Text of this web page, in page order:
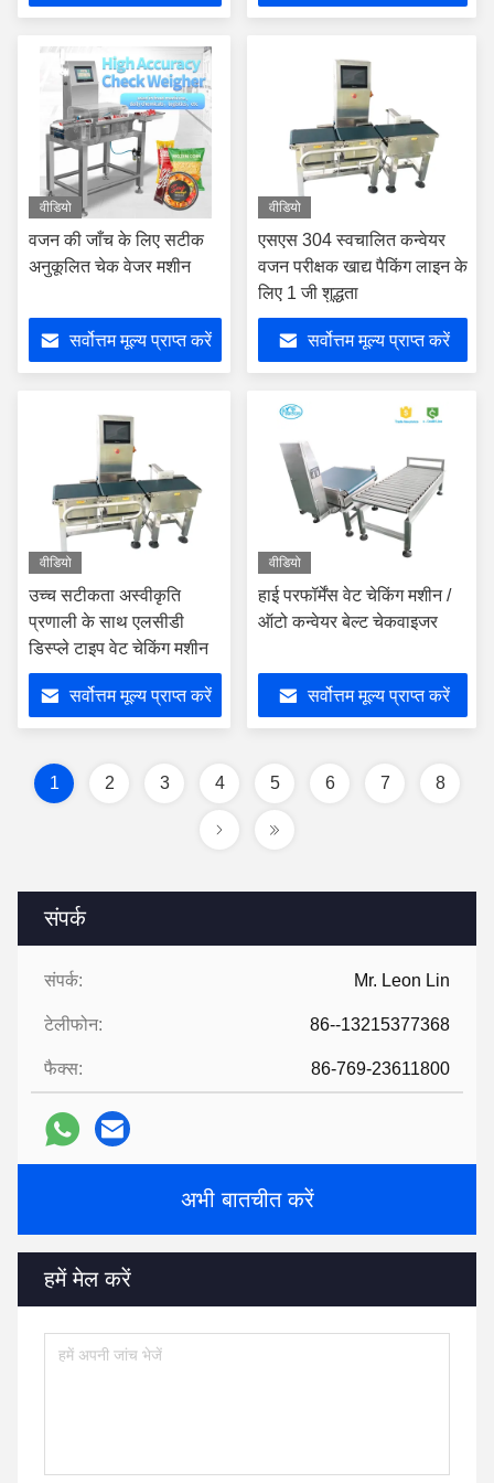
संपर्क
संपर्क: Mr. Leon Lin
टेलीफोन: 86--13215377368
फैक्स: 86-769-23611800
अभी बातचीत करें
हमें मेल करें
वीडियो
वजन की जाँच के लिए सटीक
अनुकूलित चेक वेजर मशीन
सर्वोत्तम मूल्य प्राप्त करें
वीडियो
एसएस 304 स्वचालित कन्वेयर
वजन परीक्षक खाद्य पैकिंग लाइन के
लिए 1 जी शुद्धता
सर्वोत्तम मूल्य प्राप्त करें
वीडियो
उच्च सटीकता अस्वीकृति
प्रणाली के साथ एलसीडी
डिस्प्ले टाइप वेट चेकिंग मशीन
सर्वोत्तम मूल्य प्राप्त करें
वीडियो
हाई परफॉर्मेंस वेट चेकिंग मशीन /
ऑटो कन्वेयर बेल्ट चेकवाइजर
सर्वोत्तम मूल्य प्राप्त करें
1 2 3 4 5 6 7 8